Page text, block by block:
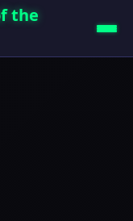
the